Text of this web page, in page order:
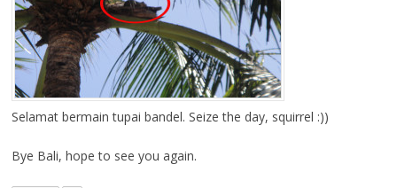
Selamat bermain tupai bandel. Seize the day, squirrel :))
Bye Bali, hope to see you again.